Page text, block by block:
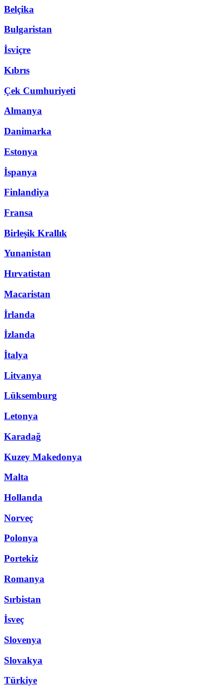
Belçika
Bulgaristan
İsviçre
Kıbrıs
Çek Cumhuriyeti
Almanya
Danimarka
Estonya
İspanya
Finlandiya
Fransa
Birleşik Krallık
Yunanistan
Hırvatistan
Macaristan
İrlanda
İzlanda
İtalya
Litvanya
Lüksemburg
Letonya
Karadağ
Kuzey Makedonya
Malta
Hollanda
Norveç
Polonya
Portekiz
Romanya
Sırbistan
İsveç
Slovenya
Slovakya
Türkiye